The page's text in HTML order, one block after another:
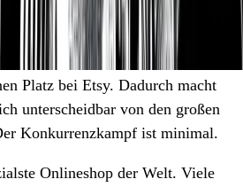
etabliert. Während Amazon
Verkäufer sind, setzt Etsy den
Produkte. Ware von der
Platz bei Etsy. Dadurch macht
unterscheidbar von den großen
Konkurrenzkampf ist minimal.
Onlineshop der Welt. Viele